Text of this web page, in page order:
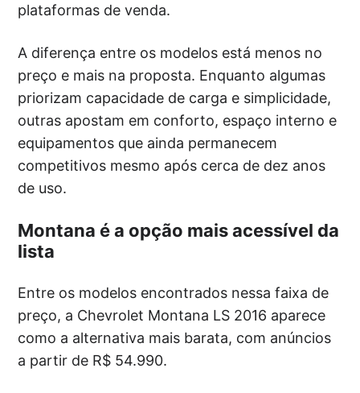
plataformas de venda.
A diferença entre os modelos está menos no
preço e mais na proposta. Enquanto algumas
priorizam capacidade de carga e simplicidade,
outras apostam em conforto, espaço interno e
equipamentos que ainda permanecem
competitivos mesmo após cerca de dez anos
de uso.
Montana é a opção mais acessível da
lista
Entre os modelos encontrados nessa faixa de
preço, a Chevrolet Montana LS 2016 aparece
como a alternativa mais barata, com anúncios
a partir de R$ 54.990.